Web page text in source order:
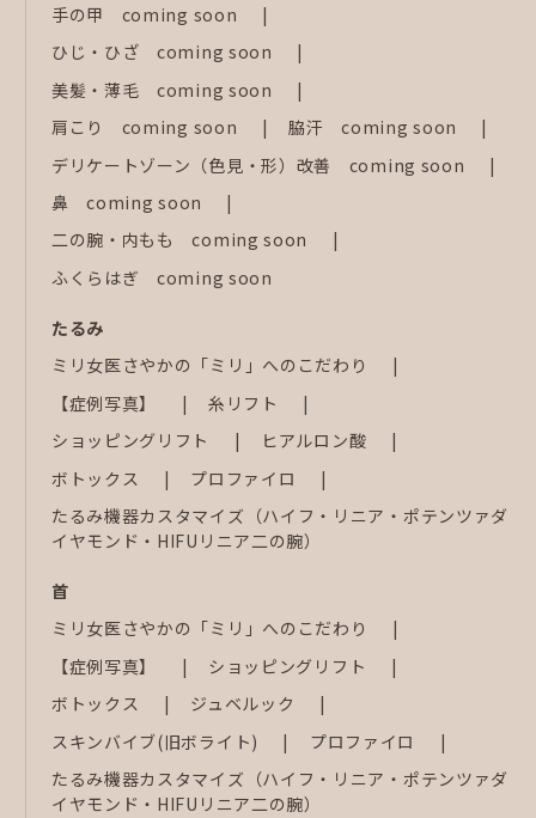
手の甲 coming soon
ひじ・ひざ coming soon
美髪・薄毛 coming soon
肩こり coming soon
脇汗 coming soon
デリケートゾーン（色見・形）改善 coming soon
鼻 coming soon
二の腕・内もも coming soon
ふくらはぎ coming soon
たるみ
ミリ女医さやかの「ミリ」へのこだわり
【症例写真】
糸リフト
ショッピングリフト
ヒアルロン酸
ボトックス
プロファイロ
たるみ機器カスタマイズ（ハイフ・リニア・ポテンツァダ
イヤモンド・HIFUリニア二の腕）
首
ミリ女医さやかの「ミリ」へのこだわり
【症例写真】
ショッピングリフト
ボトックス
ジュベルック
スキンバイブ(旧ボライト)
プロファイロ
たるみ機器カスタマイズ（ハイフ・リニア・ポテンツァダ
イヤモンド・HIFUリニア二の腕）